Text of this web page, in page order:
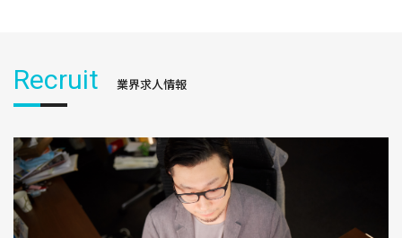
Recruit 業界求人情報